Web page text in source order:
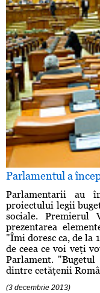
Parlamentul a
Parlamentarii au
proiectului legii
sociale. Premierul
prezentarea
"Îmi doresc ca, de la
de ceea ce voi veţi
Parlament.
dintre cetăţenii
(3 decembrie 2013)